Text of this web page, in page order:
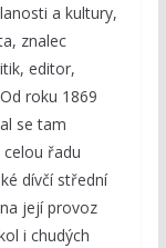
a kultury,
znalec
editor,
roku 1869
se tam
řadu
dívčí střední
její provoz
i chudých